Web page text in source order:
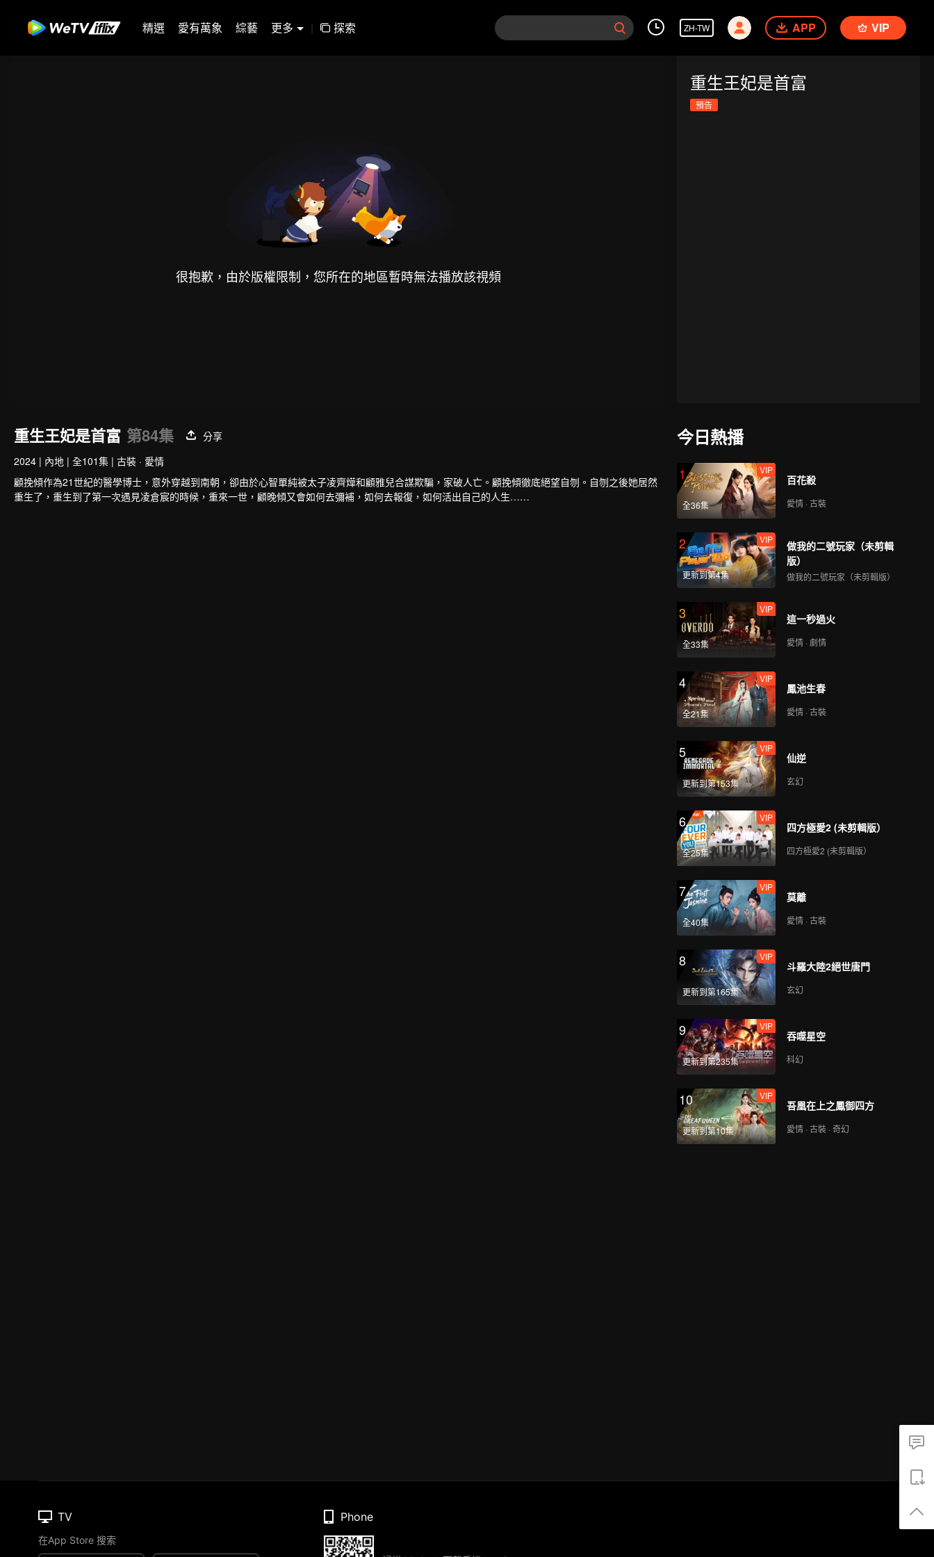
精選 愛有萬象 綜藝 更多 | 探索 ZH-TW APP VIP
很抱歉，由於版權限制，您所在的地區暫時無法播放該視頻
重生王妃是首富
預告
重生王妃是首富 第84集
分享
2024 | 內地 | 全101集 | 古裝 · 愛情
顧挽傾作為21世紀的醫學博士，意外穿越到南朝，卻由於心智單純被太子凌齊燁和顧雅兒合謀欺騙，家破人亡。顧挽傾徹底絕望自刎。自刎之後她居然
重生了，重生到了第一次遇見凌倉宸的時候，重來一世，顧晚傾又會如何去彌補，如何去報復，如何活出自己的人生……
今日熱播
1
全36集
VIP
百花殺
愛情 · 古裝
2
更新到第4集
VIP
做我的二號玩家（未剪輯
版）
做我的二號玩家（未剪輯版）
3
全33集
VIP
這一秒過火
愛情 · 劇情
4
全21集
VIP
鳳池生春
愛情 · 古裝
5
更新到第153集
VIP
仙逆
玄幻
6
全25集
VIP
四方極愛2 (未剪輯版）
四方極愛2 (未剪輯版）
7
全40集
VIP
莫離
愛情 · 古裝
8
更新到第165集
VIP
斗羅大陸2絕世唐門
玄幻
9
更新到第235集
VIP
吞噬星空
科幻
10
更新到第10集
VIP
吾凰在上之鳳御四方
愛情 · 古裝 · 奇幻
TV
在App Store 搜索
Phone